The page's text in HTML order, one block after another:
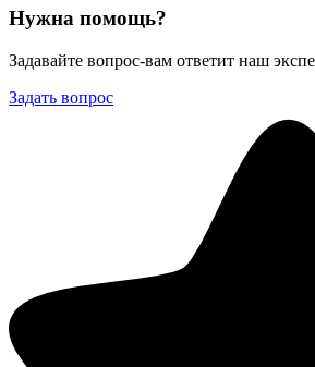
Нужна помощь?
Задавайте вопрос-вам ответит наш
Задать вопрос